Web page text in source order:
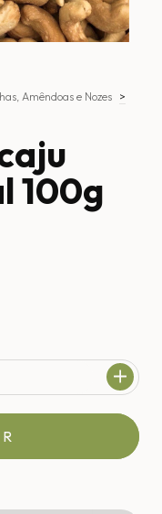
Amêndoas e Nozes
>
100g